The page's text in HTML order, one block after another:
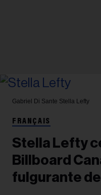
Gabriel Di Sante Stella Lefty
FRANÇAIS
Stella Lefty
Billboard
fulgurante de